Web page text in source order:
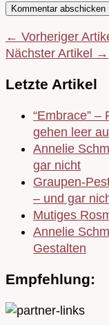
← Vorheriger
Nächster Artikel →
Letzte Artikel
“Embrace”
gehen leer
Annelie
gar nicht
Graupen-
– und gar
Mutiges
Annelie
Gestalten
Empfehlung: